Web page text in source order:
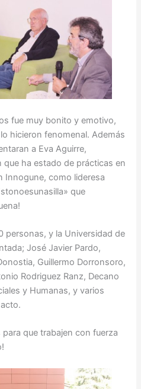
fue muy bonito y emotivo,
hicieron fenomenal. Además
a Eva Aguirre,
ha estado de prácticas en
Innogune, como lideresa
que
personas, y la Universidad de
José Javier Pardo,
Guillermo Dorronsoro,
Rodriguez Ranz, Decano
y Humanas, y varios
que trabajen con fuerza